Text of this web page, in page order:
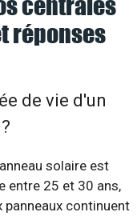
réponses
de vie d'un
solaire est
entre 25 et 30 ans,
panneaux continuent